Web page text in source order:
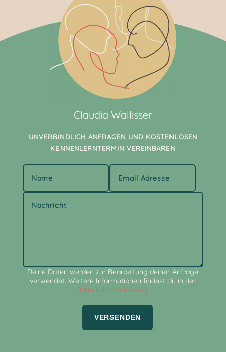
Claudia Wallisser
UNVERBINDLICH ANFRAGEN UND KOSTENLOSEN
KENNENLERNTERMIN VEREINBAREN
Deine Daten werden zur Bearbeitung deiner Anfrage
verwendet. Weitere Informationen findest du in der
Datenschutzerklärung.
VERSENDEN
Alternative: